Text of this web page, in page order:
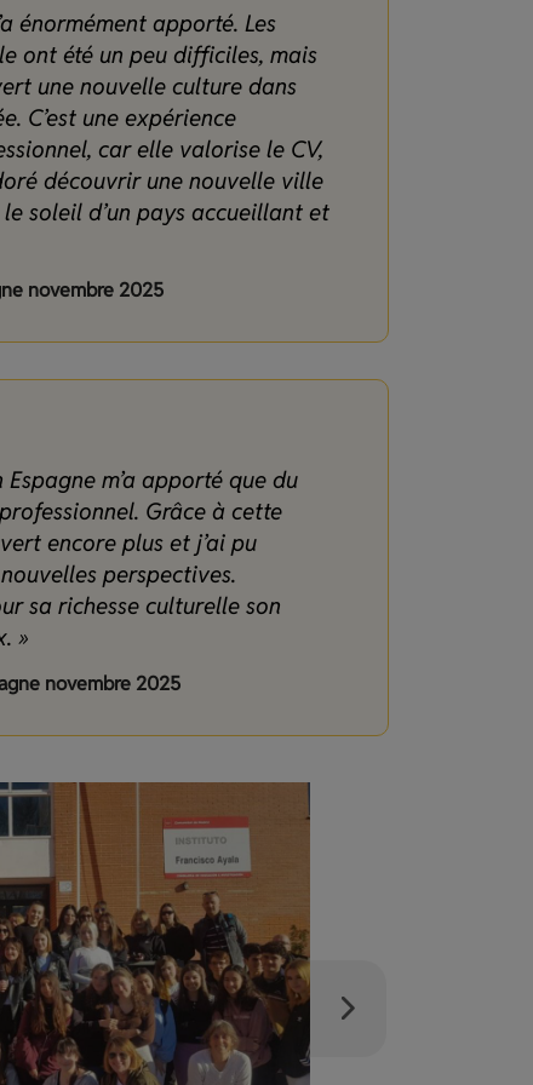
énormément apporté. Les
ont été un peu difficiles, mais
une nouvelle culture dans
C’est une expérience
car elle valorise le CV,
découvrir une nouvelle ville
soleil d’un pays accueillant et
novembre 2025
m’a apporté que du
Grâce à cette
encore plus et j’ai pu
perspectives.
sa richesse culturelle son
»
novembre 2025